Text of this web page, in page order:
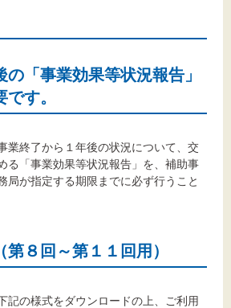
背景色
黒 白
「事業効果等状況報告」
す。
業終了から１年後の状況について、交
る「事業効果等状況報告」を、補助事
局が指定する期限までに必ず行うこと
８回～第１１回用）
記の様式をダウンロードの上、ご利用